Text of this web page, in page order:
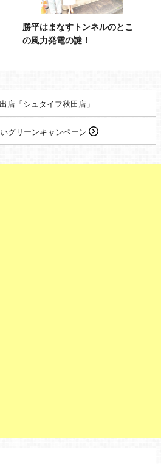
勝平はまなすトンネルのとこ
の風力発電の謎！
店「シュタイフ秋田店」
グリーンキャンペーン